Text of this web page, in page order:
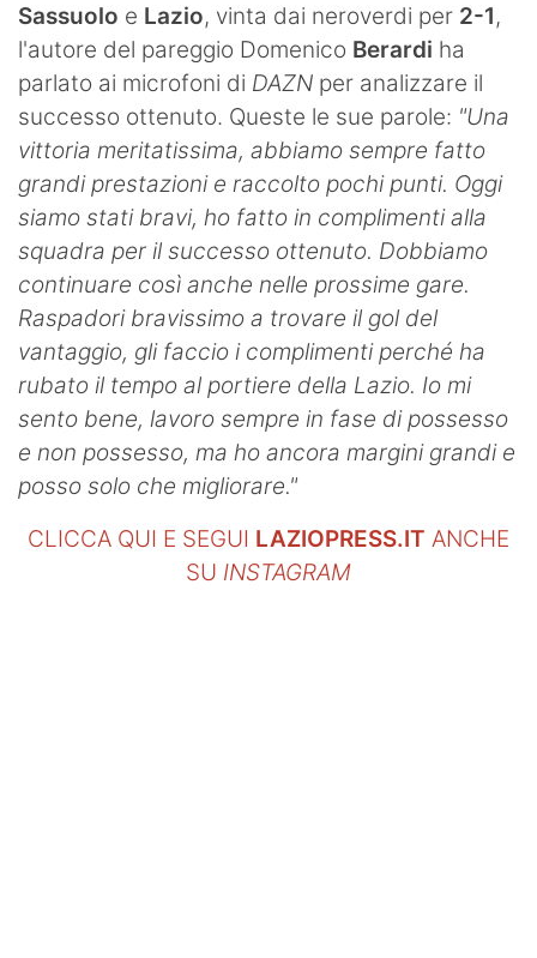
Sassuolo e Lazio, vinta dai neroverdi per 2-1,
l'autore del pareggio Domenico Berardi ha
parlato ai microfoni di DAZN per analizzare il
successo ottenuto. Queste le sue parole: "Una
vittoria meritatissima, abbiamo sempre fatto
grandi prestazioni e raccolto pochi punti. Oggi
siamo stati bravi, ho fatto in complimenti alla
squadra per il successo ottenuto. Dobbiamo
continuare così anche nelle prossime gare.
Raspadori bravissimo a trovare il gol del
vantaggio, gli faccio i complimenti perché ha
rubato il tempo al portiere della Lazio. Io mi
sento bene, lavoro sempre in fase di possesso
e non possesso, ma ho ancora margini grandi e
posso solo che migliorare."
CLICCA QUI E SEGUI LAZIOPRESS.IT ANCHE
SU INSTAGRAM